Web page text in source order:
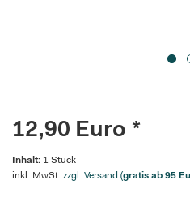
12,90 Euro *
Inhalt: 1 Stück
inkl. MwSt. zzgl. Versand (gratis ab 95